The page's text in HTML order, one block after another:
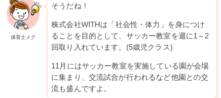
保育士メグ
そうだね！
株式会社WITHは「社会性・体力」を身につけ
ることを目的として、サッカー教室を週に1～2
回取り入れています。(5歳児クラス)
11月にはサッカー教室を実施している園が会場
に集まり、交流試合が行われるなど他園との交
流も盛んですよ。